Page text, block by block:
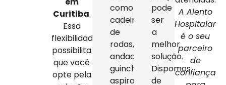
Curitiba.
Essa
flexibilidade
possibilita
que você
opte pela
como
cadeiras
de
rodas,
andadores,
guinchos,
aspiradores
pode
ser
a
melhor
solução.
Dispomos
de
A Alento
Hospitalar
é o seu
parceiro
de
confiança